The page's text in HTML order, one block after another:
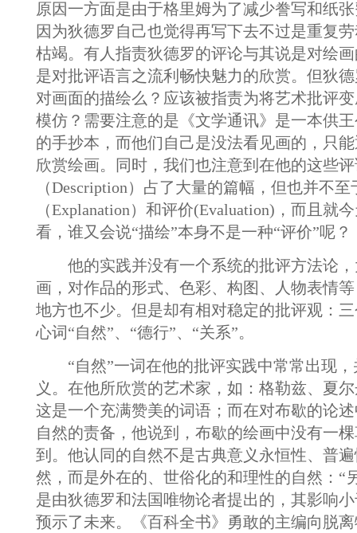
原因一方面是由于格里姆为了减少誊写和纸
因为狄德罗自己也觉得再写下去不过是重复
枯竭。有人指责狄德罗的评论与其说是对绘
是对批评语言之流利畅快魅力的欣赏。但狄
对画面的描绘么？应该被指责为将艺术批评
模仿？需要注意的是《文学通讯》是一本供
的手抄本，而他们自己是没法看见画的，只
欣赏绘画。同时，我们也注意到在他的这些
（Description）占了大量的篇幅，但也并不
（Explanation）和评价(Evaluation)，而且就
看，谁又会说“描绘”本身不是一种“评价”呢？
他的实践并没有一个系统的批评方法论，
画，对作品的形式、色彩、构图、人物表情
地方也不少。但是却有相对稳定的批评观：
心词“自然”、“德行”、“关系”。
“自然”一词在他的批评实践中常常出现，
义。在他所欣赏的艺术家，如：格勒兹、夏
这是一个充满赞美的词语；而在对布歇的论
自然的责备，他说到，布歇的绘画中没有一
到。他认同的自然不是古典意义永恒性、普
然，而是外在的、世俗化的和理性的自然：“
是由狄德罗和法国唯物论者提出的，其影响
预示了未来。《百科全书》勇敢的主编向脱